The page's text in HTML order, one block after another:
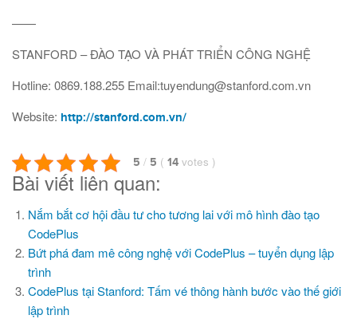
——
STANFORD – ĐÀO TẠO VÀ PHÁT TRIỂN CÔNG NGHỆ
Hotline: 0869.188.255 Email:tuyendung@stanford.com.vn
Website: http://stanford.com.vn/
5 / 5 ( 14 votes )
Bài viết liên quan:
Nắm bắt cơ hội đầu tư cho tương lai với mô hình đào tạo
CodePlus
Bứt phá đam mê công nghệ với CodePlus – tuyển dụng lập
trình
CodePlus tại Stanford: Tấm vé thông hành bước vào thế giới
lập trình